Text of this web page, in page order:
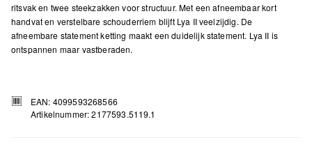
ritsvak en twee steekzakken voor structuur. Met een afneembaar kort
handvat en verstelbare schouderriem blijft Lya II veelzijdig. De
afneembare statement ketting maakt een duidelijk statement. Lya II is
ontspannen maar vastberaden.
EAN: 4099593268566
Artikelnummer: 2177593.5119.1